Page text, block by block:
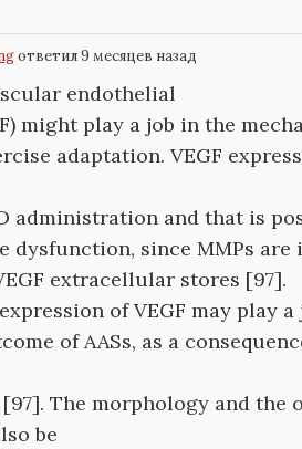
ответил 9 месяцев назад
endothelial
might play a job in the
adaptation. VEGF
administration and that is
dysfunction, since MMPs are
extracellular stores [97].
of VEGF may play a
of AASs, as a
The morphology and the
be